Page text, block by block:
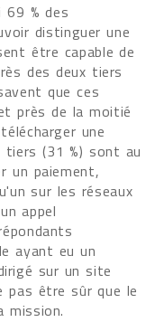
% des
distinguer une
être capable de
des deux tiers
que ces
près de la moitié
une
tiers (31 %) sont au
un paiement,
sur les réseaux
appel
ayant eu un
sur un site
pas être sûr que le
mission.